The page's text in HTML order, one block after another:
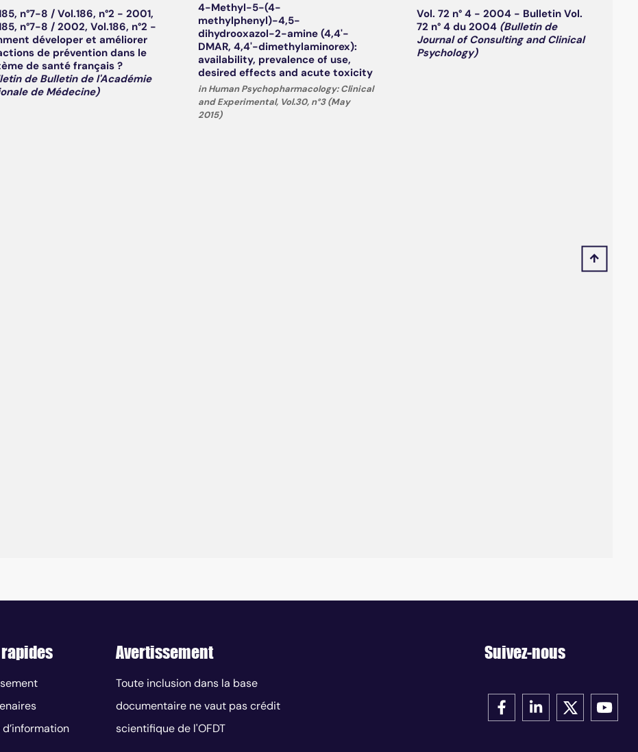
n°7-8 / Vol.186, n°2 - 2001,
n°7-8 / 2002, Vol.186, n°2 -
déveloper et améliorer
de prévention dans le
de santé français ?
de Bulletin de l'Académie
de Médecine)
4-Methyl-5-(4-
methylphenyl)-4,5-
dihydrooxazol-2-amine (4,4'-
DMAR, 4,4'-dimethylaminorex):
availability, prevalence of use,
desired effects and acute toxicity
in Human Psychopharmacology: Clinical
and Experimental, Vol.30, n°3 (May
2015)
Vol. 72 n° 4 - 2004 - Bulletin Vol.
72 n° 4 du 2004(Bulletin de
Journal of Consulting and Clinical
Psychology)
Avertissement
Toute inclusion dans la base
documentaire ne vaut pas crédit
scientifique de l'OFDT
Suivez-nous